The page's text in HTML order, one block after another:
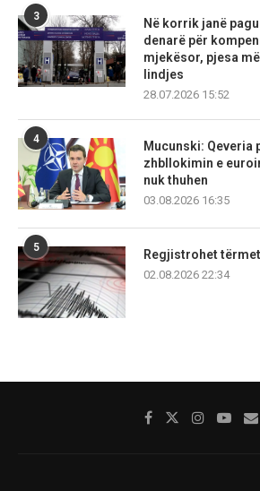
3
Në korrik janë
denarë për
mjekësor, pjesa
lindjes
28.07.2026 15:52
4
Mucunski: Qeveria
zhbllokimin e
nuk thuhen
03.08.2026 16:35
5
Regjistrohet
02.08.2026 22:34